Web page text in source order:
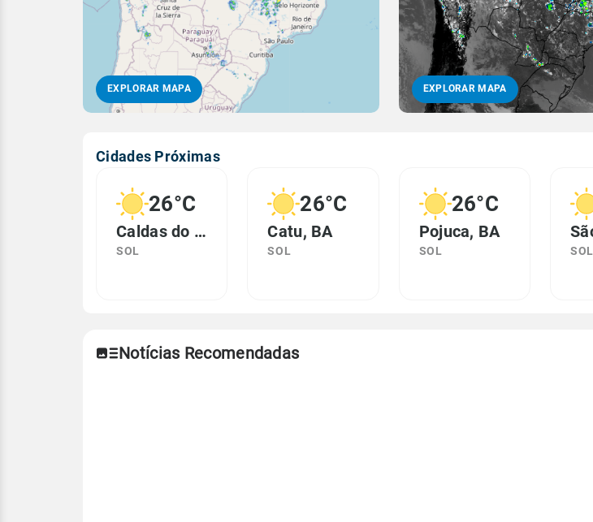
EXPLORAR MAPA EXPLORAR MAPA
Cidades Próximas
26°C
Caldas do Jorro, BA
SOL
26°C
Catu, BA
SOL
26°C
Pojuca, BA
SOL SOL
Notícias Recomendadas